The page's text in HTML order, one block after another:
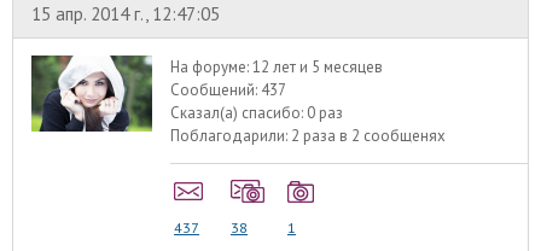
15 апр. 2014 г., 12:47:05
На форуме:12 лет и 5 месяцев
Сообщений: 437
Сказал(а) спасибо: 0 раз
Поблагодарили: 2 раза в 2 сообщенях
437 38 1